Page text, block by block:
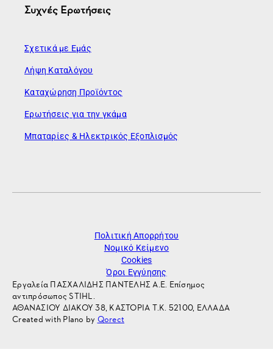
Συχνές Ερωτήσεις
Σχετικά με Εμάς
Λήψη Καταλόγου
Καταχώρηση Προϊόντος
Ερωτήσεις για την γκάμα
Μπαταρίες & Ηλεκτρικός Εξοπλισμός
Πολιτική Απορρήτου
Νομικό Κείμενο
Cookies
Όροι Εγγύησης
Εργαλεία ΠΑΣΧΑΛΙΔΗΣ ΠΑΝΤΕΛΗΣ Α.Ε. Επίσημος
αντιπρόσωπος STIHL.
ΑΘΑΝΑΣΙΟΥ ΔΙΑΚΟΥ 38, ΚΑΣΤΟΡΙΑ Τ.Κ. 52100, ΕΛΛΑΔΑ
Created with Plano by Qorect